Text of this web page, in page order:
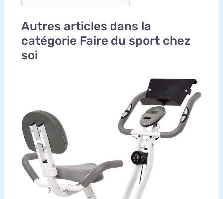
Autres articles dans la
catégorie Faire du sport chez
soi